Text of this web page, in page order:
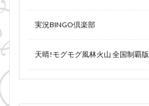
実況BINGO倶楽部
天晴!モグモグ風林火山 全国制覇版